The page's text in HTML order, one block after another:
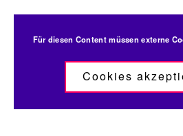
Für diesen Content müssen externe
Cookies